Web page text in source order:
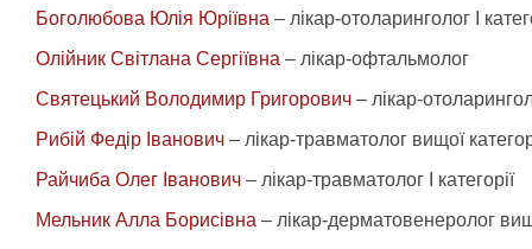
Боголюбова Юлія Юріївна – лікар-отоларинголог І
Олійник Світлана Сергіївна – лікар-офтальмолог
Святецький Володимир Григорович – лікар-
Рибій Федір Іванович – лікар-травматолог вищої
Райчиба Олег Іванович – лікар-травматолог І категорії
Мельник Алла Борисівна – лікар-дерматовенеролог